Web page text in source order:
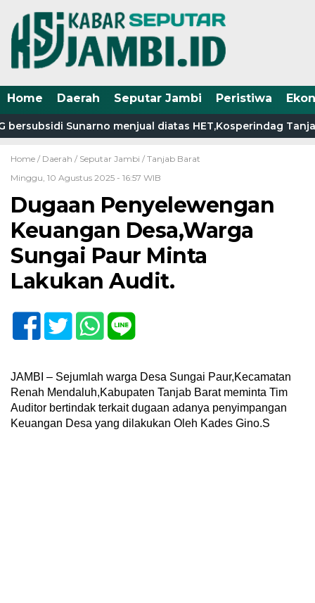
Home Daerah Seputar Jambi Peristiwa
Sunarno menjual diatas HET,Kosperindag
Home / Daerah / Seputar Jambi / Tanjab Barat
Minggu, 10 Agustus 2025 - 16:57 WIB
Dugaan Penyelewengan
Keuangan Desa,Warga
Sungai Paur Minta
Lakukan Audit.
JAMBI – Sejumlah warga Desa Sungai Paur,Kecamatan
Renah Mendaluh,Kabupaten Tanjab Barat meminta Tim
Auditor bertindak terkait dugaan adanya penyimpangan
Keuangan Desa yang dilakukan Oleh Kades Gino.S